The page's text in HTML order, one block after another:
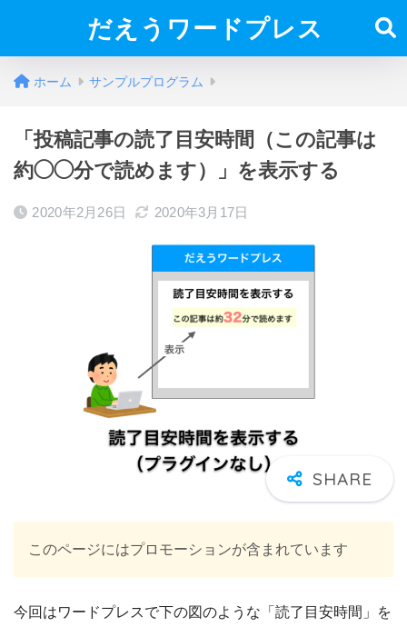
だえうワードプレス
ホーム サンプルプログラム
「投稿記事の読了目安時間（この記事は
約◯◯分で読めます）」を表示する
2020年2月26日 2020年3月17日
このページにはプロモーションが含まれています
今回はワードプレスで下の図のような「読了目安時間」を